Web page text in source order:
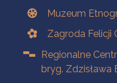
Muzeum
Zagroda Felicji
Regionalne
bryg. Zdzisława